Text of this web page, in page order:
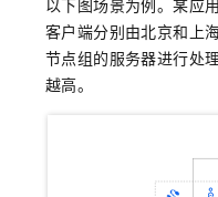
以下图场景为例。某应
客户端分别由北京和上
节点组的服务器进行处
越高。